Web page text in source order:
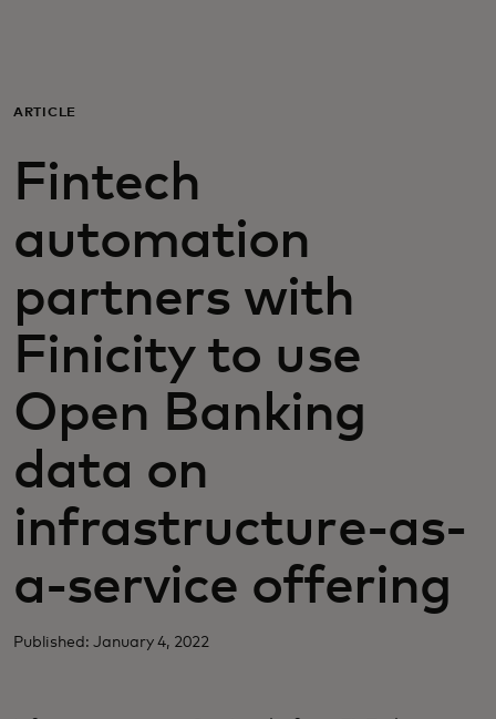
Для бизнеса
Для всего мира
Для новаторов
Новости и тренды
ARTICLE
Fintech
automation
partners with
Finicity to use
Open Banking
data on
infrastructure-as-
a-service offering
Published: January 4, 2022